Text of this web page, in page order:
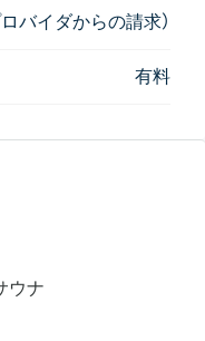
バイダからの請求）
有料
ウナ